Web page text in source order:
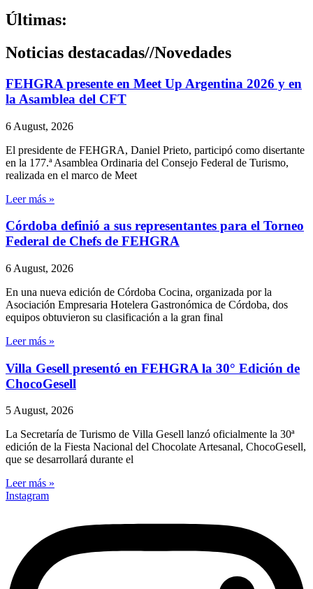
Últimas:
Noticias destacadas//Novedades
FEHGRA presente en Meet Up Argentina 2026 y en
la Asamblea del CFT
6 August, 2026
El presidente de FEHGRA, Daniel Prieto, participó como disertante
en la 177.ª Asamblea Ordinaria del Consejo Federal de Turismo,
realizada en el marco de Meet
Leer más »
Córdoba definió a sus representantes para el Torneo
Federal de Chefs de FEHGRA
6 August, 2026
En una nueva edición de Córdoba Cocina, organizada por la
Asociación Empresaria Hotelera Gastronómica de Córdoba, dos
equipos obtuvieron su clasificación a la gran final
Leer más »
Villa Gesell presentó en FEHGRA la 30° Edición de
ChocoGesell
5 August, 2026
La Secretaría de Turismo de Villa Gesell lanzó oficialmente la 30ª
edición de la Fiesta Nacional del Chocolate Artesanal, ChocoGesell,
que se desarrollará durante el
Leer más »
Instagram